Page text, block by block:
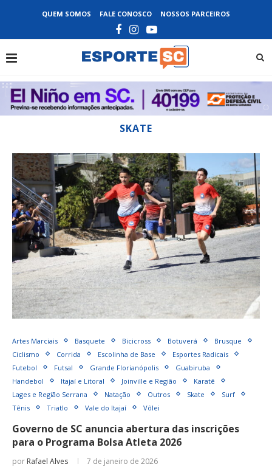
QUEM SOMOS FALE CONOSCO NOSSOS PARCEIROS
SKATE
Artes Marciais Basquete Bicicross Botuverá
Brusque
Ciclismo
Corrida Escolinha de Base
Esportes Radicais
Futebol
Futsal Grande Florianópolis
Guabiruba
Handebol
Itajaí e Litoral Joinville e Região
Karatê
Lages e Região Serrana
Natação Outros Skate
Surf
Tênis
Triatlo Vale do Itajaí Vôlei
Governo de SC anuncia abertura das inscrições
para o Programa Bolsa Atleta 2026
por Rafael Alves 7 de janeiro de 2026